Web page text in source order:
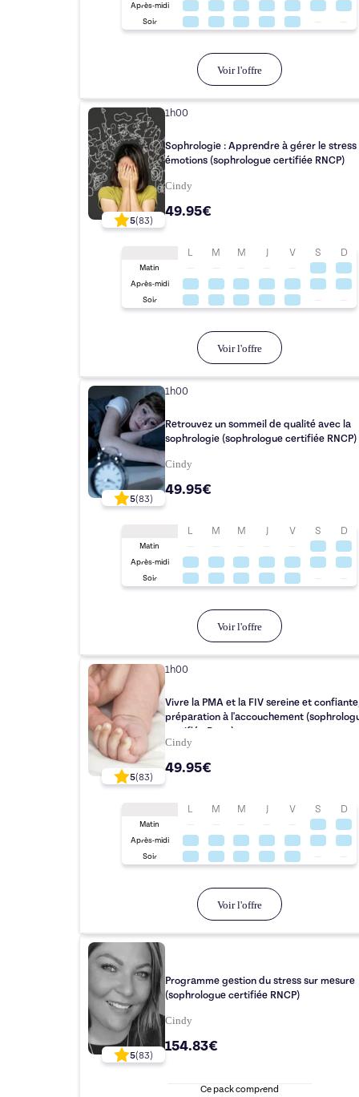
Après-midi
Soir
Voir l'offre
5(83)
1h00
Sophrologie : Apprendre à gérer le stress
émotions (sophrologue certifiée RNCP)
Cindy
49.95€
L M M J V S D
Matin
Après-midi
Soir
Voir l'offre
5(83)
1h00
Retrouvez un sommeil de qualité avec la
sophrologie (sophrologue certifiée RNCP)
Cindy
49.95€
L M M J V S D
Matin
Après-midi
Soir
Voir l'offre
5(83)
1h00
Vivre la PMA et la FIV sereine et
préparation à l'accouchement
certifiée Rncp)
Cindy
49.95€
L M M J V S D
Matin
Après-midi
Soir
Voir l'offre
5(83)
Programme gestion du stress sur mesure
(sophrologue certifiée RNCP)
Cindy
154.83€
Ce pack comprend